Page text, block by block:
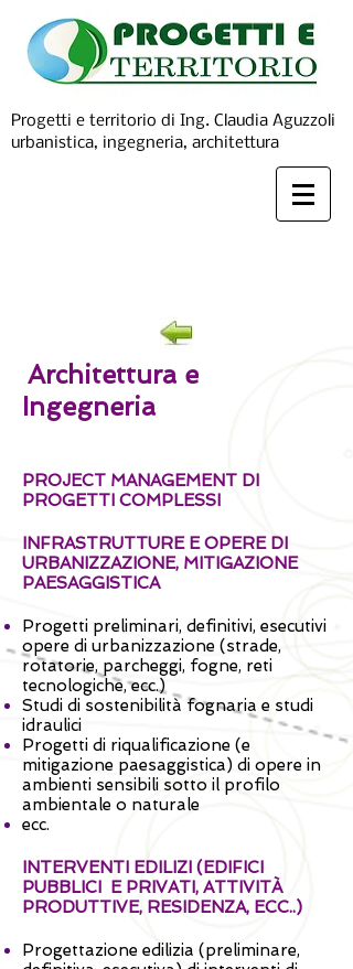
Progetti e territorio di Ing. Claudia Aguzzoli
urbanistica, ingegneria, architettura
Architettura e
Ingegneria
PROJECT MANAGEMENT DI
PROGETTI COMPLESSI
INFRASTRUTTURE E OPERE DI
URBANIZZAZIONE, MITIGAZIONE
PAESAGGISTICA
Progetti preliminari, definitivi, esecutivi
opere di urbanizzazione (strade,
rotatorie, parcheggi, fogne, reti
tecnologiche, ecc.)
Studi di sostenibilità fognaria e studi
idraulici
Progetti di riqualificazione (e
mitigazione paesaggistica) di opere in
ambienti sensibili sotto il profilo
ambientale o naturale
ecc.
INTERVENTI EDILIZI (EDIFICI
PUBBLICI E PRIVATI, ATTIVITÀ
PRODUTTIVE, RESIDENZA, ECC..)
Progettazione edilizia (preliminare,